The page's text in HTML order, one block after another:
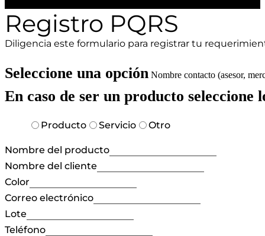
Registro PQRS
Diligencia este formulario para registrar tu
Seleccione una opción Nombre contacto (asesor,
En caso de ser un producto seleccione
Producto Servicio Otro
Nombre del producto
Nombre del cliente
Color
Correo electrónico
Lote
Teléfono